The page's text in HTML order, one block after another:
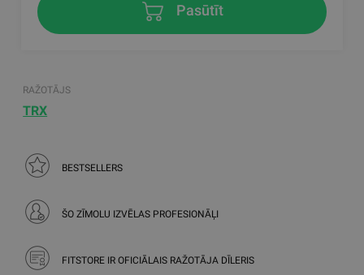
Pasūtīt
RAŽOTĀJS
TRX
BESTSELLERS
ŠO ZĪMOLU IZVĒLAS PROFESIONĀĻI
FITSTORE IR OFICIĀLAIS RAŽOTĀJA DĪLERIS